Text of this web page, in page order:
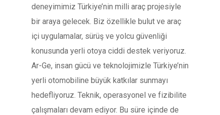
deneyimimiz Türkiye’nin milli araç projesiyle
bir araya gelecek. Biz özellikle bulut ve araç
içi uygulamalar, sürüş ve yolcu güvenliği
konusunda yerli otoya ciddi destek veriyoruz.
Ar-Ge, insan gücü ve teknolojimizle Türkiye’nin
yerli otomobiline büyük katkılar sunmayı
hedefliyoruz. Teknik, operasyonel ve fizibilite
çalışmaları devam ediyor. Bu süre içinde de